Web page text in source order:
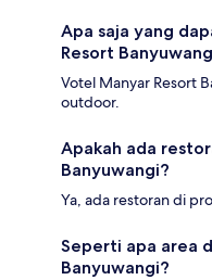
Apa saja yang
Resort
Votel Manyar Resort
outdoor.
Apakah ada
Banyuwangi?
Ya, ada restoran di
Seperti apa area
Banyuwangi?